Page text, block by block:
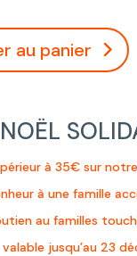
au panier
à 35€ sur
à une famille
au familles
valable jusqu’au 23